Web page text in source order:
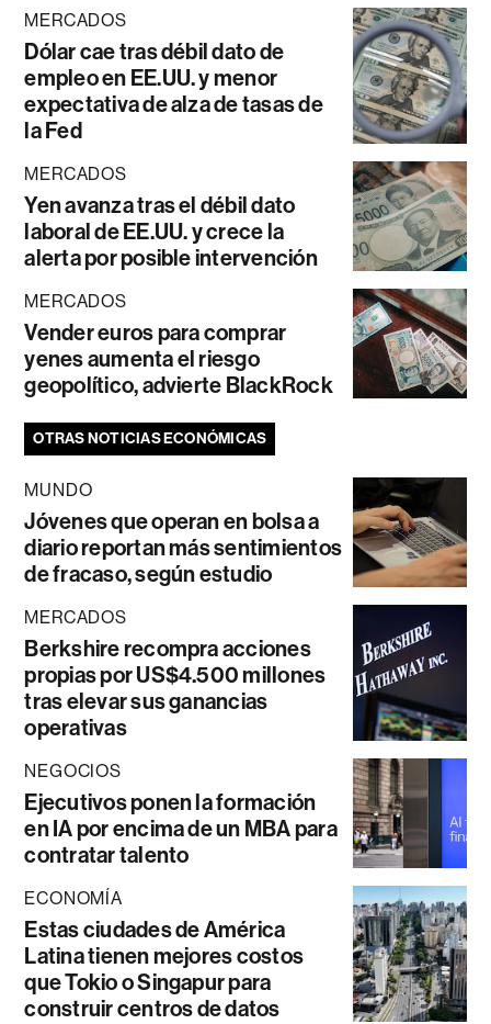
MERCADOS
Dólar cae tras débil dato de
empleo en EE.UU. y menor
expectativa de alza de tasas de
la Fed
MERCADOS
Yen avanza tras el débil dato
laboral de EE.UU. y crece la
alerta por posible intervención
MERCADOS
Vender euros para comprar
yenes aumenta el riesgo
geopolítico, advierte BlackRock
OTRAS NOTICIAS ECONÓMICAS
MUNDO
Jóvenes que operan en bolsa a
diario reportan más sentimientos
de fracaso, según estudio
MERCADOS
Berkshire recompra acciones
propias por US$4.500 millones
tras elevar sus ganancias
operativas
NEGOCIOS
Ejecutivos ponen la formación
en IA por encima de un MBA para
contratar talento
ECONOMÍA
Estas ciudades de América
Latina tienen mejores costos
que Tokio o Singapur para
construir centros de datos